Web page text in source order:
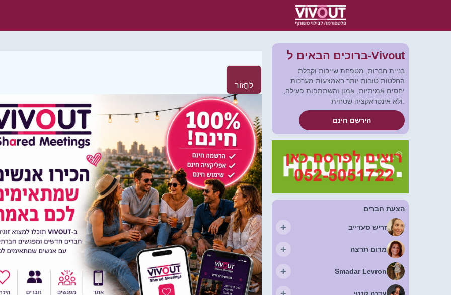
לַחֲזוֹר
ברוכים הבאים ל-Vivout
בניית חברות, מטפחת שייכות וקבלת
החלטות טובות יותר באמצעות מערכות
יחסים אמיתיות, אמון והשתתפות פעילה,
הירשם חינם
הצעת חברים
זריש סעדייב +
מרום תרצה +
Smadar Levron
+